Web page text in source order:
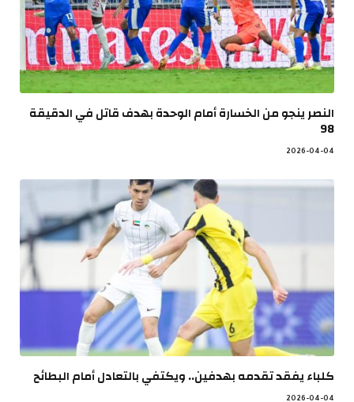
النصر ينجو من الخسارة أمام الوحدة بهدف قاتل في الدقيقة
98
2026-04-04
كلباء يفقد تقدمه بهدفين.. ويكتفي بالتعادل أمام البطائح
2026-04-04